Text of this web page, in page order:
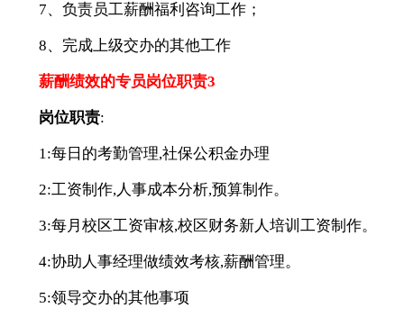
7、负责员工薪酬福利咨询工作；
8、完成上级交办的其他工作
薪酬绩效的专员岗位职责3
岗位职责:
1:每日的考勤管理,社保公积金办理
2:工资制作,人事成本分析,预算制作。
3:每月校区工资审核,校区财务新人培训工资制作。
4:协助人事经理做绩效考核,薪酬管理。
5:领导交办的其他事项